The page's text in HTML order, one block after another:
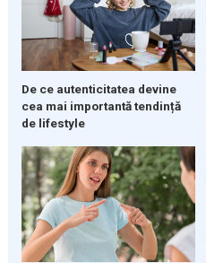
De ce autenticitatea devine
cea mai importantă tendință
de lifestyle